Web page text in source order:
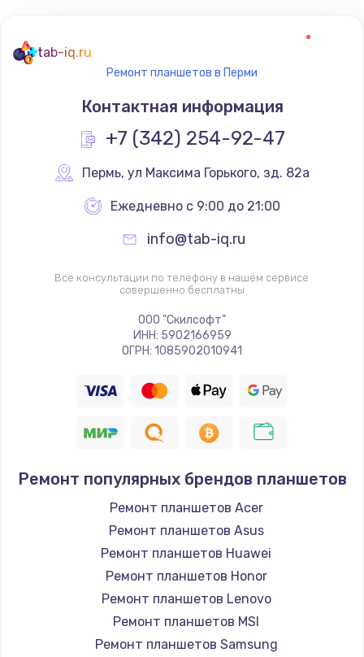
tab-iq.ru
Ремонт планшетов в Перми
Контактная информация
+7 (342) 254-92-47
Пермь, ул Максима Горького, зд. 82а
Ежедневно с 9:00 до 21:00
info@tab-iq.ru
Все консультации по телефону в нашем сервисе
совершенно бесплатны
ООО "Скилсофт"
ИНН: 5902166959
ОГРН: 1085902010941
Ремонт популярных брендов планшетов
Ремонт планшетов Acer
Ремонт планшетов Asus
Ремонт планшетов Huawei
Ремонт планшетов Honor
Ремонт планшетов Lenovo
Ремонт планшетов MSI
Ремонт планшетов Samsung